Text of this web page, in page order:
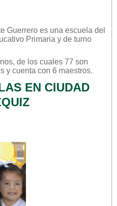
Guerrero es una escuela del
Primaria y de turno
de los cuales 77 son
y cuenta con 6 maestros.
EN CIUDAD